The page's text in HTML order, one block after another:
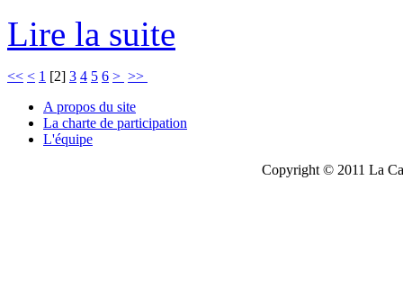
Lire la suite
<< < 1 [2] 3 4 5 6 > >>
A propos du site
La charte de participation
L'équipe
Copyright © 2011 La